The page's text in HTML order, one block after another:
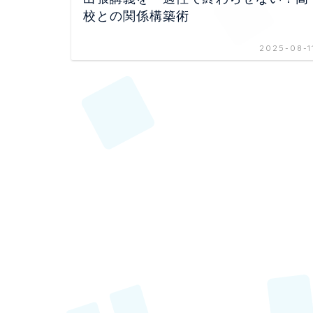
校との関係構築術
2025-08-